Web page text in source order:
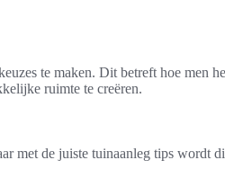
te maken. Dit betreft hoe men
ruimte te creëren.
met de juiste tuinaanleg tips wordt